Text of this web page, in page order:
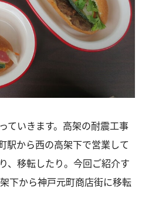
ていきます。高架の耐震工事
駅から西の高架下で営業して
、移転したり。今回ご紹介す
下から神戸元町商店街に移転